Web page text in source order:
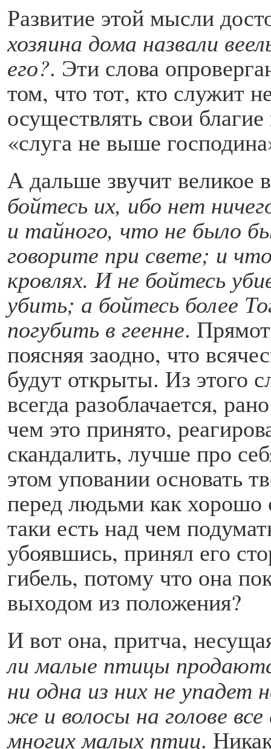
Развитие этой мысли
хозяина дома назвали
его?. Эти слова
том, что тот, кто служит
осуществлять свои
«слуга не выше
А дальше звучит великое
бойтесь их, ибо нет
и тайного, что не было
говорите при свете; и
кровлях. И не бойтесь
убить; а бойтесь более
погубить в геенне.
поясняя заодно, что
будут открыты. Из этого
всегда разоблачается,
чем это принято,
скандалить, лучше про
этом уповании основать
перед людьми как хорошо
таки есть над чем
убоявшись, принял его
гибель, потому что она
выходом из положения?
И вот она, притча,
ли малые птицы
ни одна из них не упадет
же и волосы на голове
многих малых птиц.